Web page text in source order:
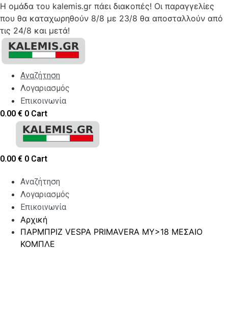
Η ομάδα του kalemis.gr πάει διακοπές! Οι παραγγελίες
που θα καταχωρηθούν 8/8 με 23/8 θα αποσταλλούν από
τις 24/8 και μετά!
Skip
content
Αναζήτηση
Λογαριασμός
Επικοινωνία
0.00 € 0 Cart
0.00 € 0 Cart
Αναζήτηση
Λογαριασμός
Επικοινωνία
Αρχική
ΠΑΡΜΠΡΙΖ VESPA PRIMAVERA MY>18 ΜΕΣΑΙΟ
ΚΟΜΠΛΕ